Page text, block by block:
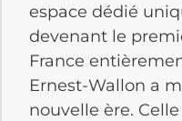
espace dédié
devenant le
France
Ernest-Wallon a
nouvelle ère.